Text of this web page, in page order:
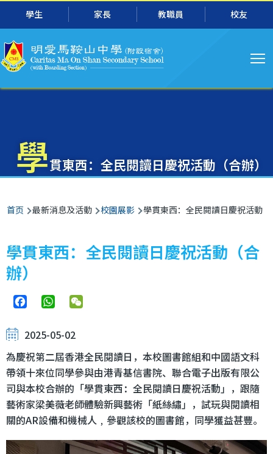
跳转到主要内容
學生 家長 教職員 校友
导
航
學貫東西：全民閱讀日慶祝活動（合辦）
面
包
屑
首页 最新消息及活動 校園展影 學貫東西：全民閱讀日慶祝活動
學貫東西：全民閱讀日慶祝活動（合
辦）
FacebookWhatsApp
2025-05-02
為慶祝第二屆香港全民閱讀日，本校圖書館組和中國語文科
帶領十來位同學參與由港青基信書院、聯合電子出版有限公
司與本校合辦的「學貫東西：全民閱讀日慶祝活動」，跟隨
藝術家梁美薇老師體驗新興藝術「紙絲繡」，試玩與閱讀相
關的AR設備和機械人﹐參觀該校的圖書館，同學獲益甚豐。